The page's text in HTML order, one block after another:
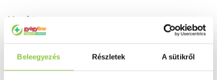
Beleegyezés Részletek A sütikről
Magnézium
(tengeri eredetű)
53,3%
Vas
(szerves formában)
28 mg 200%